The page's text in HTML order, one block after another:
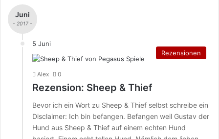
Juni
- 2017 -
5 Juni
Rezensionen
Alex 0
Rezension: Sheep & Thief
Bevor ich ein Wort zu Sheep & Thief selbst schreibe ein
Disclaimer: Ich bin befangen. Befangen weil Gustav der
Hund aus Sheep & Thief auf einem echten Hund